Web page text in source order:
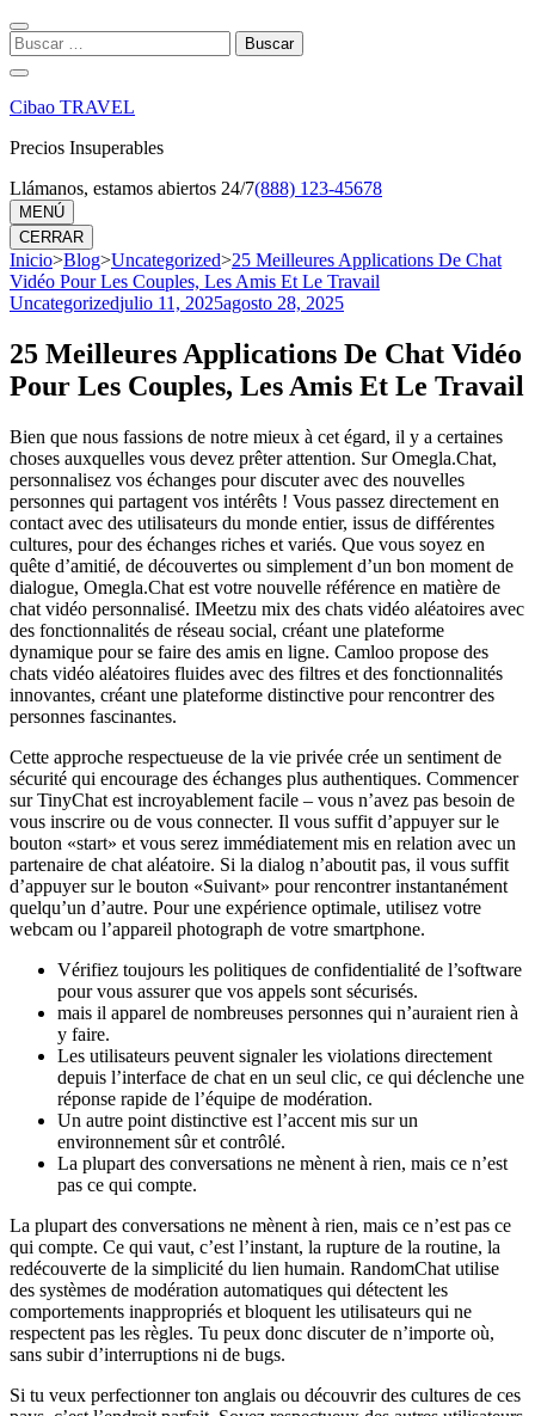
Saltar
al
contenido
(presiona
la
Intro)
Buscar:
Cibao TRAVEL
Precios Insuperables
Llámanos, estamos abiertos 24/7(888) 123-45678
MENÚ
CERRAR
Inicio>Blog>Uncategorized>25 Meilleures Applications De Chat
Vidéo Pour Les Couples, Les Amis Et Le Travail
Uncategorizedjulio 11, 2025agosto 28, 2025
25 Meilleures Applications De Chat Vidéo
Pour Les Couples, Les Amis Et Le Travail
Bien que nous fassions de notre mieux à cet égard, il y a certaines
choses auxquelles vous devez prêter attention. Sur Omegla.Chat,
personnalisez vos échanges pour discuter avec des nouvelles
personnes qui partagent vos intérêts ! Vous passez directement en
contact avec des utilisateurs du monde entier, issus de différentes
cultures, pour des échanges riches et variés. Que vous soyez en
quête d’amitié, de découvertes ou simplement d’un bon moment de
dialogue, Omegla.Chat est votre nouvelle référence en matière de
chat vidéo personnalisé. IMeetzu mix des chats vidéo aléatoires avec
des fonctionnalités de réseau social, créant une plateforme
dynamique pour se faire des amis en ligne. Camloo propose des
chats vidéo aléatoires fluides avec des filtres et des fonctionnalités
innovantes, créant une plateforme distinctive pour rencontrer des
personnes fascinantes.
Cette approche respectueuse de la vie privée crée un sentiment de
sécurité qui encourage des échanges plus authentiques. Commencer
sur TinyChat est incroyablement facile – vous n’avez pas besoin de
vous inscrire ou de vous connecter. Il vous suffit d’appuyer sur le
bouton «start» et vous serez immédiatement mis en relation avec un
partenaire de chat aléatoire. Si la dialog n’aboutit pas, il vous suffit
d’appuyer sur le bouton «Suivant» pour rencontrer instantanément
quelqu’un d’autre. Pour une expérience optimale, utilisez votre
webcam ou l’appareil photograph de votre smartphone.
Vérifiez toujours les politiques de confidentialité de l’software
pour vous assurer que vos appels sont sécurisés.
mais il apparel de nombreuses personnes qui n’auraient rien à
y faire.
Les utilisateurs peuvent signaler les violations directement
depuis l’interface de chat en un seul clic, ce qui déclenche une
réponse rapide de l’équipe de modération.
Un autre point distinctive est l’accent mis sur un
environnement sûr et contrôlé.
La plupart des conversations ne mènent à rien, mais ce n’est
pas ce qui compte.
La plupart des conversations ne mènent à rien, mais ce n’est pas ce
qui compte. Ce qui vaut, c’est l’instant, la rupture de la routine, la
redécouverte de la simplicité du lien humain. RandomChat utilise
des systèmes de modération automatiques qui détectent les
comportements inappropriés et bloquent les utilisateurs qui ne
respectent pas les règles. Tu peux donc discuter de n’importe où,
sans subir d’interruptions ni de bugs.
Si tu veux perfectionner ton anglais ou découvrir des cultures de ces